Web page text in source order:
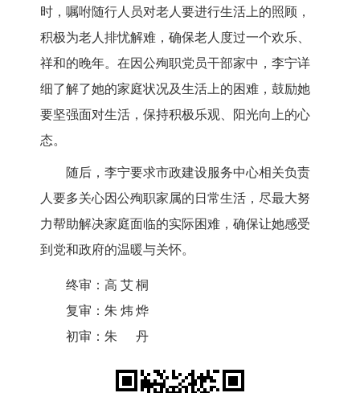
时，嘱咐随行人员对老人要进行生活上的照顾，
积极为老人排忧解难，确保老人度过一个欢乐、
祥和的晚年。在因公殉职党员干部家中，李宁详
细了解了她的家庭状况及生活上的困难，鼓励她
要坚强面对生活，保持积极乐观、阳光向上的心
态。
随后，李宁要求市政建设服务中心相关负责
人要多关心因公殉职家属的日常生活，尽最大努
力帮助解决家庭面临的实际困难，确保让她感受
到党和政府的温暖与关怀。
终审： 高艾桐
复审： 朱炜烨
初审： 朱丹